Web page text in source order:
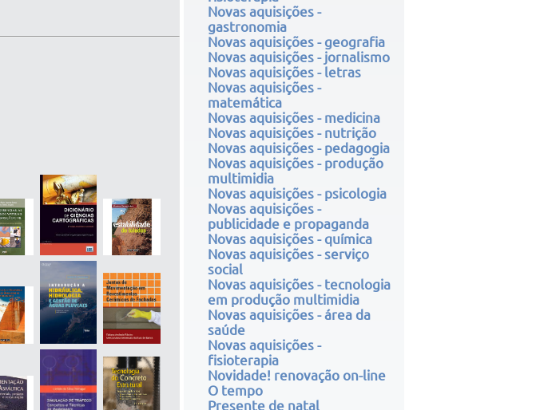
Novas aquisições -
gastronomia
Novas aquisições - geografia
Novas aquisições - jornalismo
Novas aquisições - letras
Novas aquisições -
matemática
Novas aquisições - medicina
Novas aquisições - nutrição
Novas aquisições - pedagogia
Novas aquisições - produção
multimidia
Novas aquisições - psicologia
Novas aquisições -
publicidade e propaganda
Novas aquisições - química
Novas aquisições - serviço
social
Novas aquisições - tecnologia
em produção multimidia
Novas aquisições - área da
saúde
Novas aquisições -
fisioterapia
Novidade! renovação on-line
O tempo
Presente de natal